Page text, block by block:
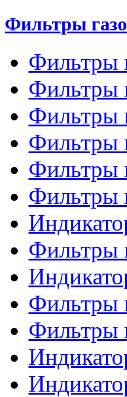
Фильтры
Фильтры
Фильтры
Фильтры
Фильтры
Фильтры
Фильтры
Фильтры
Фильтры
Фильтры